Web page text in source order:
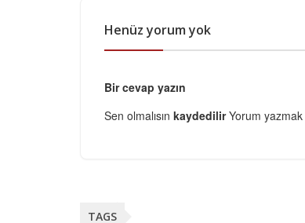
Henüz yorum yok
Bir cevap yazın
Sen olmalısın kaydedilirYorum yazmak
TAGS